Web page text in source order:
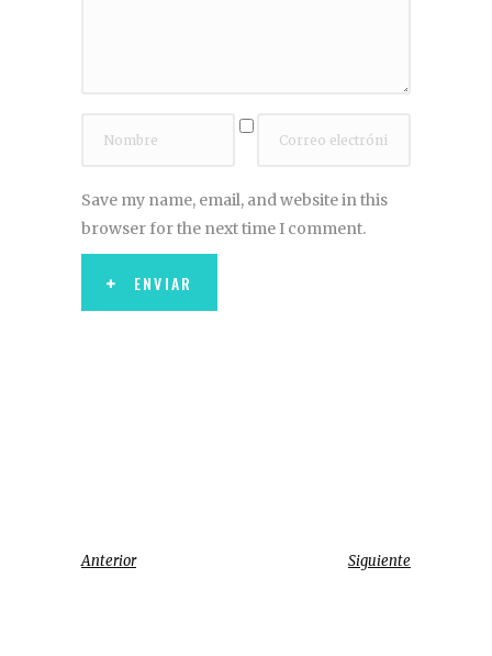
Save my name, email, and website in this
browser for the next time I comment.
ENVIAR
Anterior Siguiente